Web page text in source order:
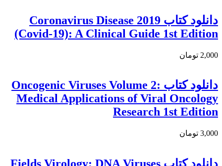
دانلود كتاب Coronavirus Disease 2019
(Covid-19): A Clinical Guide 1st Edition
2,000 تومان
دانلود کتاب Oncogenic Viruses Volume 2:
Medical Applications of Viral Oncology
Research 1st Edition
3,000 تومان